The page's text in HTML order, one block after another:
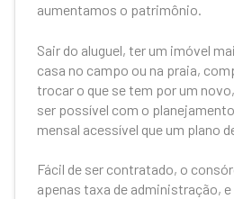
aumentamos o patrimônio.
Sair do aluguel, ter um imóvel
casa no campo ou na praia,
trocar o que se tem por um
ser possível com o
mensal acessível que um plano
Fácil de ser contratado, o
apenas taxa de administração,